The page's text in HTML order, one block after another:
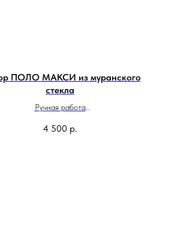
ПОЛО МАКСИ из муранского
стекла
Ручная работа
4 500 р.